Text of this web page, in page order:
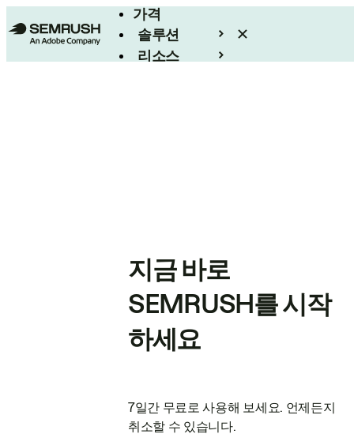
가격
솔루션
리소스
지금 바로
SEMRUSH를 시작
하세요
7일간 무료로 사용해 보세요. 언제든지
취소할 수 있습니다.